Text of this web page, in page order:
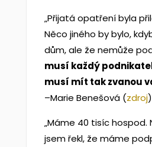
„Přijatá opatření byla
Něco jiného by bylo,
dům, ale že nemůže
musí každý
musí mít tak zvanou
–Marie Benešová (zdroj)
„Máme 40 tisíc
jsem řekl, že máme